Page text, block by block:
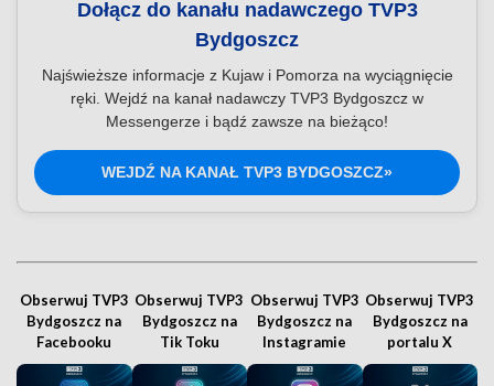
Dołącz do kanału nadawczego TVP3
Bydgoszcz
Najświeższe informacje z Kujaw i Pomorza na wyciągnięcie
ręki. Wejdź na kanał nadawczy TVP3 Bydgoszcz w
Messengerze i bądź zawsze na bieżąco!
WEJDŹ NA KANAŁ TVP3 BYDGOSZCZ»
Obserwuj TVP3
Bydgoszcz na
Facebooku
Obserwuj TVP3
Bydgoszcz na
Tik Toku
Obserwuj TVP3
Bydgoszcz na
Instagramie
Obserwuj TVP3
Bydgoszcz na
portalu X